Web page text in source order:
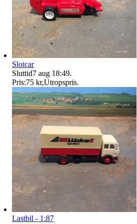
Slotcar
Sluttid7 aug 18:49.
Pris:75 kr,Utropspris.
Lastbil - 1:87